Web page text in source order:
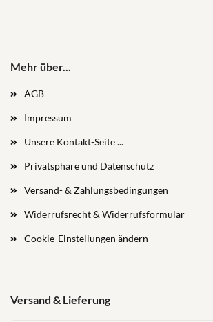
Mehr über...
AGB
Impressum
Unsere Kontakt-Seite ...
Privatsphäre und Datenschutz
Versand- & Zahlungsbedingungen
Widerrufsrecht & Widerrufsformular
Cookie-Einstellungen ändern
Versand & Lieferung